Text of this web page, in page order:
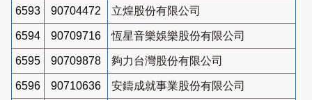
6593 90704472 立煌股份有限公司
6594 90709716 恆星音樂娛樂股份有限公司
6595 90709878 夠力台灣股份有限公司
6596 90710636 安鑄成就事業股份有限公司